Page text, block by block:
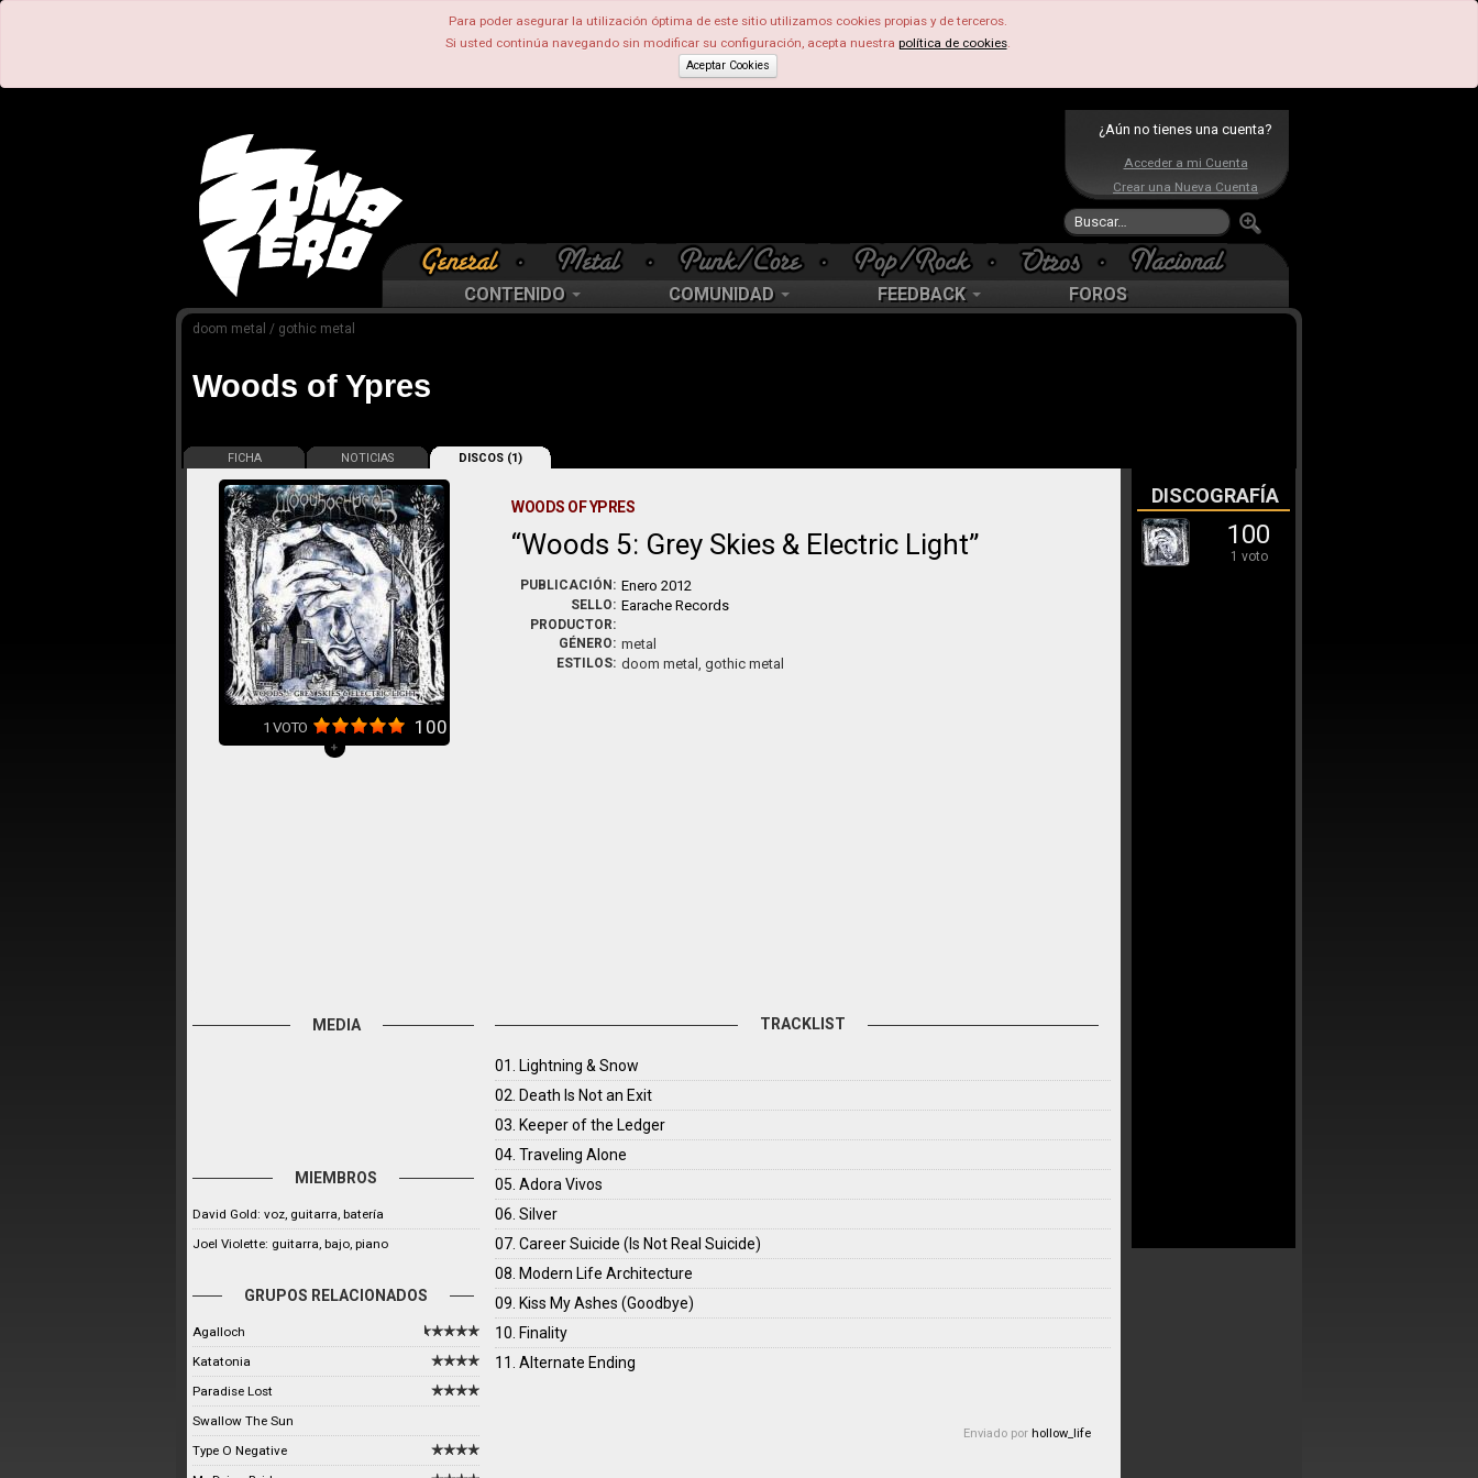
Para poder asegurar la utilización óptima de este sitio utilizamos cookies propias y de terceros.
Si usted continúa navegando sin modificar su configuración, acepta nuestra política de cookies.
Aceptar Cookies
¿Aún no tienes una cuenta?
Acceder a mi Cuenta
Crear una Nueva Cuenta
CONTENIDO COMUNIDAD FEEDBACK FOROS
doom metal / gothic metal
Woods of Ypres
FICHA NOTICIAS DISCOS (1)
1 VOTO 100
+
WOODS OF YPRES
Woods 5: Grey Skies & Electric Light
PUBLICACIÓN: Enero 2012
SELLO: Earache Records
PRODUCTOR:
GÉNERO: metal
ESTILOS: doom metal, gothic metal
MEDIA
MIEMBROS
David Gold: voz, guitarra, batería
Joel Violette: guitarra, bajo, piano
GRUPOS RELACIONADOS
Agalloch
Katatonia
Paradise Lost
Swallow The Sun
Type O Negative
TRACKLIST
01. Lightning & Snow
02. Death Is Not an Exit
03. Keeper of the Ledger
04. Traveling Alone
05. Adora Vivos
06. Silver
07. Career Suicide (Is Not Real Suicide)
08. Modern Life Architecture
09. Kiss My Ashes (Goodbye)
10. Finality
11. Alternate Ending
Enviado por hollow_life
DISCOGRAFÍA
100
1 voto